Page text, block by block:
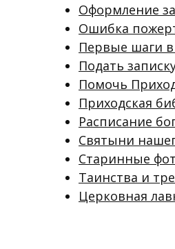
Оформление
Ошибка
Первые шаги
Подать
Помочь
Приходская
Расписание
Святыни
Старинные
Таинства и
Церковная